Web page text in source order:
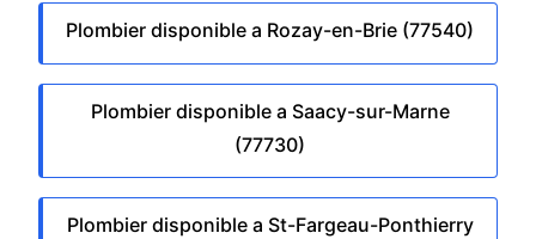
Plombier disponible a Rozay-en-Brie (77540)
Plombier disponible a Saacy-sur-Marne
(77730)
Plombier disponible a St-Fargeau-Ponthierry